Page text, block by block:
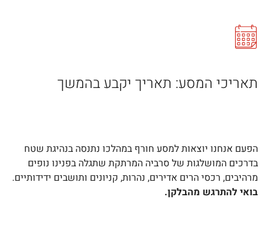
תאריכי המסע: תאריך יקבע בהמשך
הפעם אנחנו יוצאות למסע חורף במהלכו נתנסה בנהיגת שטח
בדרכים המושלגות של סרביה המרתקת שתגלה בפנינו נופים
מרהיבים, רכסי הרים אדירים, נהרות, קניונים ותושבים ידידותיים.
בואי להתרגש מהבלקן.